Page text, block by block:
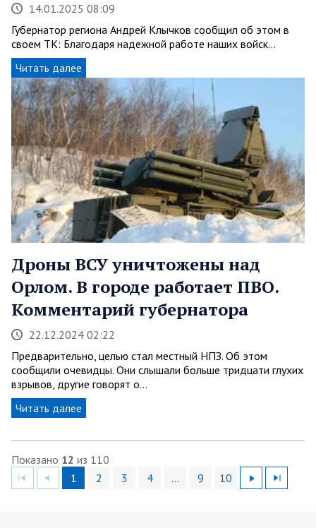
14.01.2025 08:09
Губернатор региона Андрей Клычков сообщил об этом в
своем ТК: Благодаря надежной работе наших войск…
Читать далее
Дроны ВСУ уничтожены над
Орлом. В городе работает ПВО.
Комментарий губернатора
22.12.2024 02:22
Предварительно, целью стал местный НПЗ. Об этом
сообщили очевидцы. Они слышали больше тридцати глухих
взрывов, другие говорят о…
Читать далее
Показано 12 из 110
1
2 3 4 … 9 10